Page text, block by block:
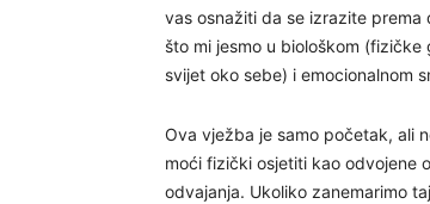
vas osnažiti da se izrazite prema
što mi jesmo u biološkom
svijet oko sebe) i emocionalnom
Ova vježba je samo početak, ali
moći fizički osjetiti kao odvojene
odvajanja. Ukoliko zanemarimo